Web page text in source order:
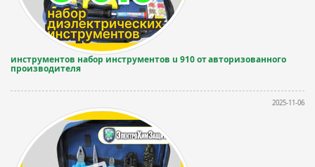
инструментов набор инструментов u 910 от авторизованного
производителя
2025-11-06